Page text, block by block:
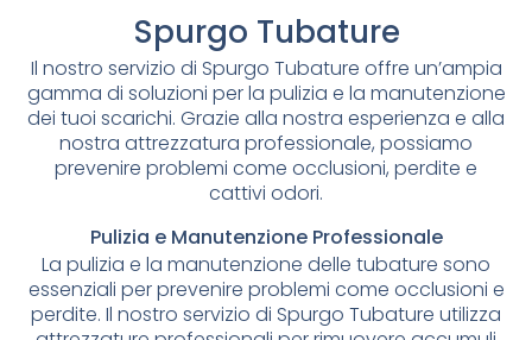
Spurgo Tubature
Il nostro servizio di Spurgo Tubature offre un’ampia
gamma di soluzioni per la pulizia e la manutenzione
dei tuoi scarichi. Grazie alla nostra esperienza e alla
nostra attrezzatura professionale, possiamo
prevenire problemi come occlusioni, perdite e
cattivi odori.
Pulizia e Manutenzione Professionale
La pulizia e la manutenzione delle tubature sono
essenziali per prevenire problemi come occlusioni e
perdite. Il nostro servizio di Spurgo Tubature utilizza